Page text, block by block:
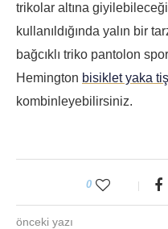
trikolar altına
kullanıldığında yalın bir
bağcıklı triko pantolon
Hemington bisiklet yaka
kombinleyebilirsiniz.
0
önceki yazı